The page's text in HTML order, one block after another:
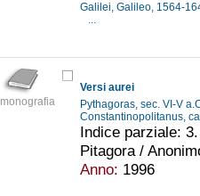
Galilei, Galileo, 1564-
...
monografia
Versi aurei
Pythagoras, sec. VI-V
Constantinopolitanus,
Indice parziale:
Pitagora /
Anno: 1996